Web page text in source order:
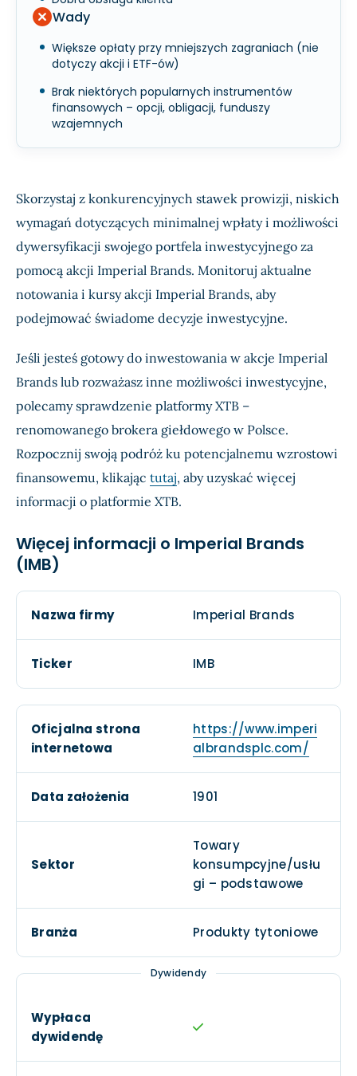
Wady
Większe opłaty przy mniejszych zagraniach (nie
dotyczy akcji i ETF-ów)
Brak niektórych popularnych instrumentów
finansowych – opcji, obligacji, funduszy
wzajemnych
Skorzystaj z konkurencyjnych stawek prowizji, niskich
wymagań dotyczących minimalnej wpłaty i możliwości
dywersyfikacji swojego portfela inwestycyjnego za
pomocą akcji Imperial Brands. Monitoruj aktualne
notowania i kursy akcji Imperial Brands, aby
podejmować świadome decyzje inwestycyjne.
Jeśli jesteś gotowy do inwestowania w akcje Imperial
Brands lub rozważasz inne możliwości inwestycyjne,
polecamy sprawdzenie platformy XTB –
renomowanego brokera giełdowego w Polsce.
Rozpocznij swoją podróż ku potencjalnemu wzrostowi
finansowemu, klikając tutaj, aby uzyskać więcej
informacji o platformie XTB.
Więcej informacji o Imperial Brands
(IMB)
Nazwa firmy Imperial Brands
Ticker IMB
Oficjalna strona
internetowa
https://www.imperi
albrandsplc.com/
Data założenia 1901
Sektor
Towary
konsumpcyjne/usłu
gi – podstawowe
Branża Produkty tytoniowe
Dywidendy
Wypłaca
dywidendę